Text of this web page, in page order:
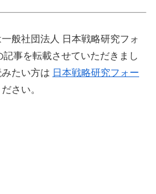
般社団法人 日本戦略研究フォ
事を転載させていただきまし
たい方は 日本戦略研究フォー
さい。